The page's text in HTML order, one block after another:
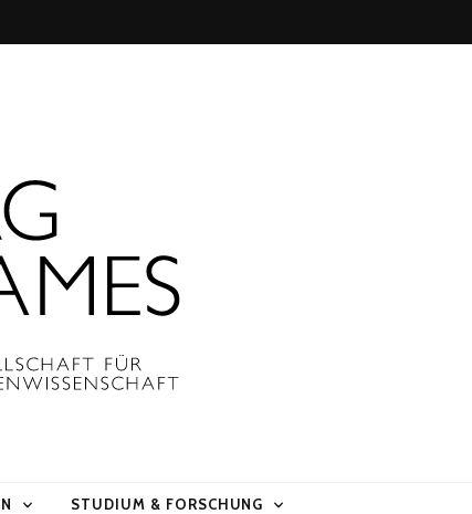
STUDIUM & FORSCHUNG